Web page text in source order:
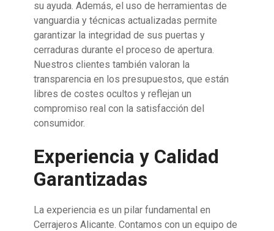
su ayuda. Además, el uso de herramientas de
vanguardia y técnicas actualizadas permite
garantizar la integridad de sus puertas y
cerraduras durante el proceso de apertura.
Nuestros clientes también valoran la
transparencia en los presupuestos, que están
libres de costes ocultos y reflejan un
compromiso real con la satisfacción del
consumidor.
Experiencia y Calidad
Garantizadas
La experiencia es un pilar fundamental en
Cerrajeros Alicante. Contamos con un equipo de